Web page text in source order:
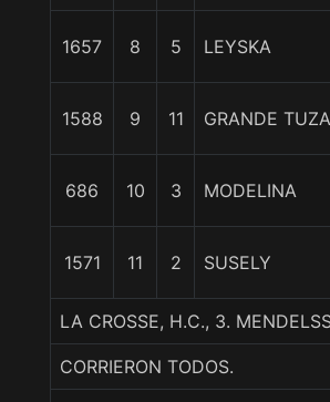
1657 8 5 LEYSKA
1588 9 11 GRANDE TUZA
686 10 3 MODELINA
1571 11 2 SUSELY
LA CROSSE, H.C., 3.
CORRIERON TODOS.